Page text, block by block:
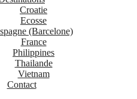
Croatie
Ecosse
(Barcelone)
France
Philippines
Thailande
Vietnam
Contact